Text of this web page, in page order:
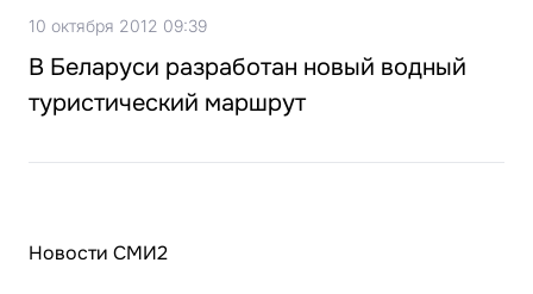
10 октября 2012 09:39
В Беларуси разработан новый водный
туристический маршрут
Новости СМИ2